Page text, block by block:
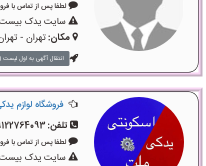
لطفا پس از تماس با
سایت یدک
مکان:تهران -
انتقال آگهی به اول لیست
فروشگاه لوازم
تلفن:
لطفا پس از تماس با
سایت یدک